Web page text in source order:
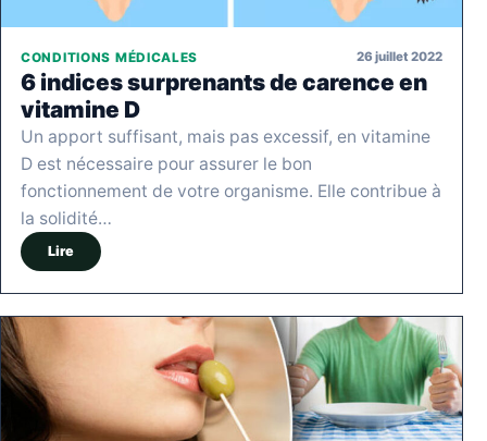
CONDITIONS MÉDICALES 26 juillet 2022
6 indices surprenants de carence en
vitamine D
Un apport suffisant, mais pas excessif, en vitamine
D est nécessaire pour assurer le bon
fonctionnement de votre organisme. Elle contribue à
la solidité…
Lire